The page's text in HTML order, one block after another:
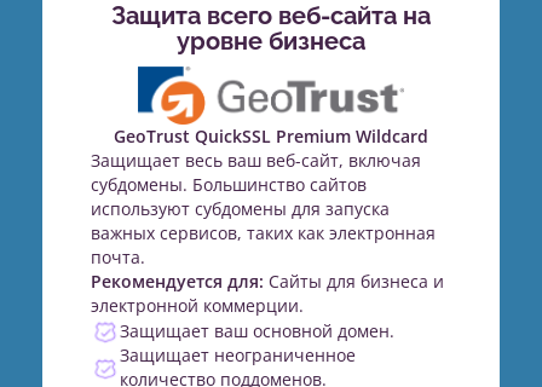
Защита всего веб-сайта на
уровне бизнеса
GeoTrust QuickSSL Premium Wildcard
Защищает весь ваш веб-сайт, включая
субдомены. Большинство сайтов
используют субдомены для запуска
важных сервисов, таких как электронная
почта.
Рекомендуется для: Сайты для бизнеса и
электронной коммерции.
Защищает ваш основной домен.
Защищает неограниченное
количество поддоменов.